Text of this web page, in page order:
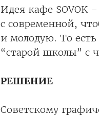
Идея кафе SOVOK
с современной,
и молодую. То есть
“старой школы” с
РЕШЕНИЕ
Советскому